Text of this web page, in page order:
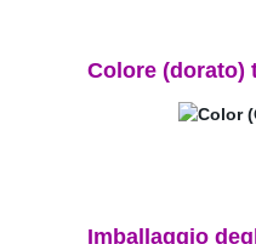
Colore (dorato)
Imballaggio